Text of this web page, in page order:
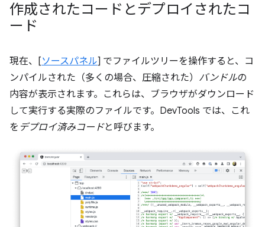
作成されたコードとデプロイされたコ
ード
現在、[ソースパネル] でファイルツリーを操作すると、コ
ンパイルされた（多くの場合、圧縮された） バンドルの
内容が表示されます。これらは、ブラウザがダウンロード
して実行する実際のファイルです。DevTools では、これ
を デプロイ済みコードと呼びます。